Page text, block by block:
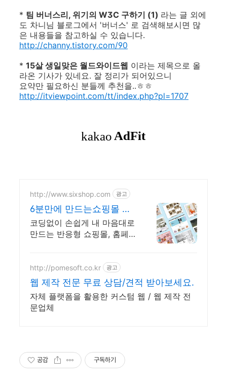
* 팀 버너스리, 위기의 W3C 구하기 (1) 라는 글 외에
도 차니님 블로그에서 '버너스' 로 검색해보시면 많
은 내용들을 참고하실 수 있습니다.
http://channy.tistory.com/90
* 15살 생일맞은 월드와이드웹 이라는 제목으로 올
라온 기사가 있네요. 잘 정리가 되어있으니
요약만 필요하신 분들께 추천을..ㅎㅎ
http://itviewpoint.com/tt/index.php?pl=1707
http://www.sixshop.com 광고
6분만에 만드는쇼핑몰 식
스샵
코딩없이 손쉽게 내 마음대로
만드는 반응형 쇼핑몰, 홈페
http://pomesoft.co.kr 광고
웹 제작 전문 무료 상담/견적 받아보세요.
자체 플랫폼을 활용한 커스텀 웹 / 웹 제작 전
문업체
공감 구독하기